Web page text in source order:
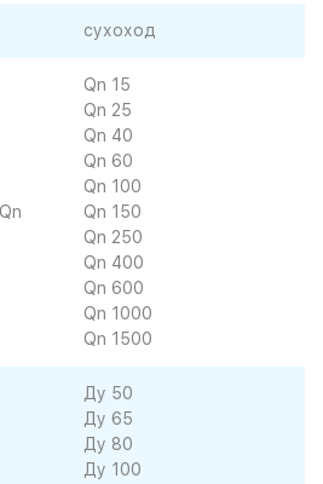
сухоход
Qn 15
Qn 25
Qn 40
Qn 60
Qn 100
Qn 150
Qn 250
Qn 400
Qn 600
Qn 1000
Qn 1500
Ду 50
Ду 65
Ду 80
Ду 100